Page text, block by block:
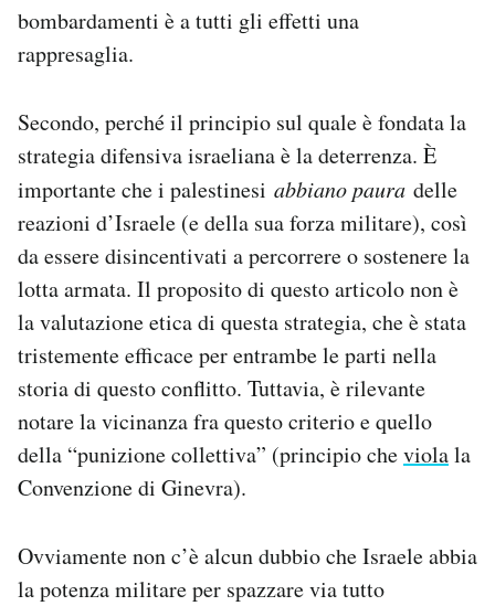
bombardamenti è a tutti gli effetti una
rappresaglia.
Secondo, perché il principio sul quale è fondata la
strategia difensiva israeliana è la deterrenza. È
importante che i palestinesi abbiano paura delle
reazioni d’Israele (e della sua forza militare), così
da essere disincentivati a percorrere o sostenere la
lotta armata. Il proposito di questo articolo non è
la valutazione etica di questa strategia, che è stata
tristemente efficace per entrambe le parti nella
storia di questo conflitto. Tuttavia, è rilevante
notare la vicinanza fra questo criterio e quello
della “punizione collettiva” (principio cheviolala
Convenzione di Ginevra).
Ovviamente non c’è alcun dubbio che Israele abbia
la potenza militare per spazzare via tutto